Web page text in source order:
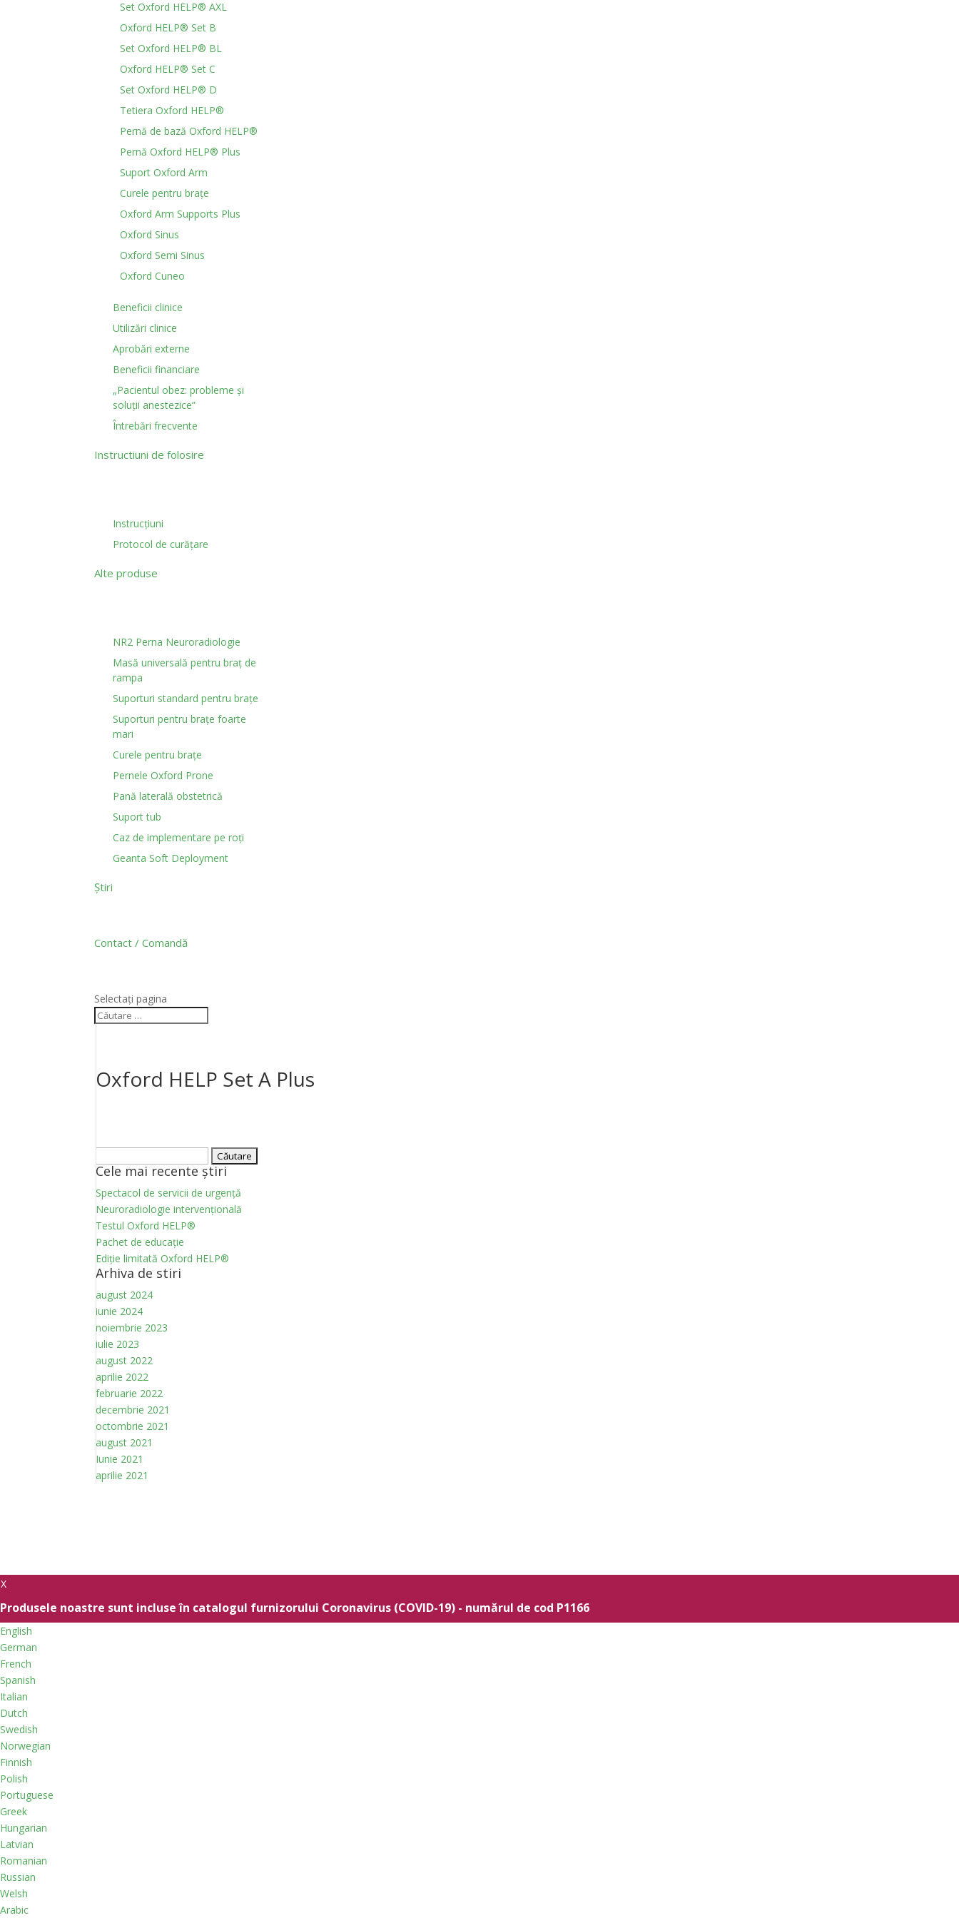
Set Oxford HELP® AXL
Oxford HELP® Set B
Set Oxford HELP® BL
Oxford HELP® Set C
Set Oxford HELP® D
Tetiera Oxford HELP®
Pernă de bază Oxford HELP®
Pernă Oxford HELP® Plus
Suport Oxford Arm
Curele pentru brațe
Oxford Arm Supports Plus
Oxford Sinus
Oxford Semi Sinus
Oxford Cuneo
Beneficii clinice
Utilizări clinice
Aprobări externe
Beneficii financiare
„Pacientul obez: probleme și
soluții anestezice”
Întrebări frecvente
Instructiuni de folosire
Instrucțiuni
Protocol de curățare
Alte produse
NR2 Perna Neuroradiologie
Masă universală pentru braț de
rampa
Suporturi standard pentru brațe
Suporturi pentru brațe foarte
mari
Curele pentru brațe
Pernele Oxford Prone
Pană laterală obstetrică
Suport tub
Caz de implementare pe roți
Geanta Soft Deployment
Știri
Contact / Comandă
Selectați pagina
Oxford HELP Set A Plus
Cele mai recente știri
Spectacol de servicii de urgență
Neuroradiologie intervențională
Testul Oxford HELP®
Pachet de educație
Ediție limitată Oxford HELP®
Arhiva de stiri
august 2024
iunie 2024
noiembrie 2023
iulie 2023
august 2022
aprilie 2022
februarie 2022
decembrie 2021
octombrie 2021
august 2021
Iunie 2021
aprilie 2021
X
Produsele noastre sunt incluse în catalogul furnizorului Coronavirus (COVID-19) - numărul de cod P1166
English
German
French
Spanish
Italian
Dutch
Swedish
Norwegian
Finnish
Polish
Portuguese
Greek
Hungarian
Latvian
Romanian
Russian
Welsh
Arabic